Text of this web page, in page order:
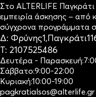
Στο ALTERLIFE
εμπειρία άσκησης – από
σύγχρονα προγράμματα
Δ: Φρύνης1,Παγκράτι
Τ: 2107525486
Δευτέρα - Παρασκευή:
Σάββατο:9:00-22:00
Κυριακή:10:00-19:00
pagkratialsos@alterlife.gr